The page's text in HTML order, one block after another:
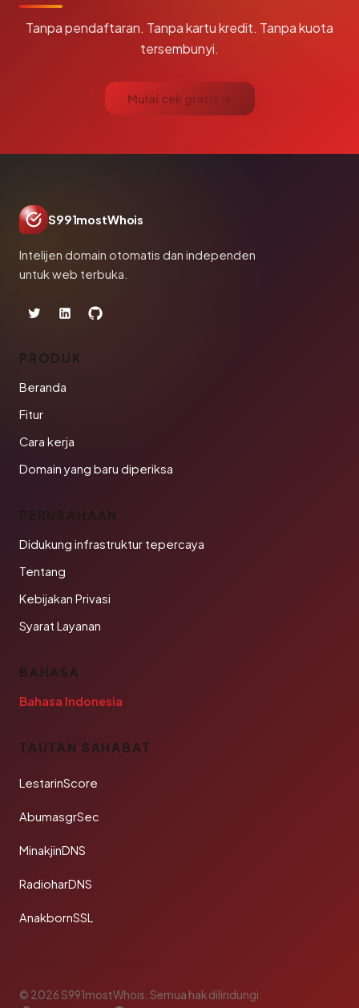
Tanpa pendaftaran. Tanpa kartu kredit. Tanpa kuota
tersembunyi.
Mulai cek gratis →
S991mostWhois
Intelijen domain otomatis dan independen
untuk web terbuka.
PRODUK
Beranda
Fitur
Cara kerja
Domain yang baru diperiksa
PERUSAHAAN
Didukung infrastruktur tepercaya
Tentang
Kebijakan Privasi
Syarat Layanan
BAHASA
Bahasa Indonesia
TAUTAN SAHABAT
LestarinScore
AbumasgrSec
MinakjinDNS
RadioharDNS
AnakbornSSL
© 2026 S991mostWhois. Semua hak dilindungi.